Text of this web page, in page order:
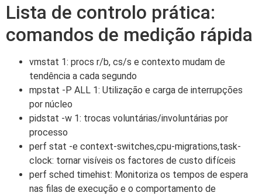
Lista de controlo prática:
comandos de medição rápida
vmstat 1: procs r/b, cs/s e contexto mudam de
tendência a cada segundo
mpstat -P ALL 1: Utilização e carga de interrupções
por núcleo
pidstat -w 1: trocas voluntárias/involuntárias por
processo
perf stat -e context-switches,cpu-migrations,task-
clock: tornar visíveis os factores de custo difíceis
perf sched timehist: Monitoriza os tempos de espera
nas filas de execução e o comportamento de